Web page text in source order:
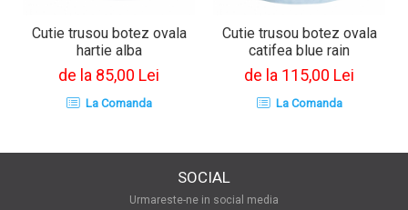
Cutie trusou botez ovala
hartie alba
de la 85,00 Lei
La Comanda
Cutie trusou botez ovala
catifea blue rain
de la 115,00 Lei
La Comanda
SOCIAL
Urmareste-ne in social media